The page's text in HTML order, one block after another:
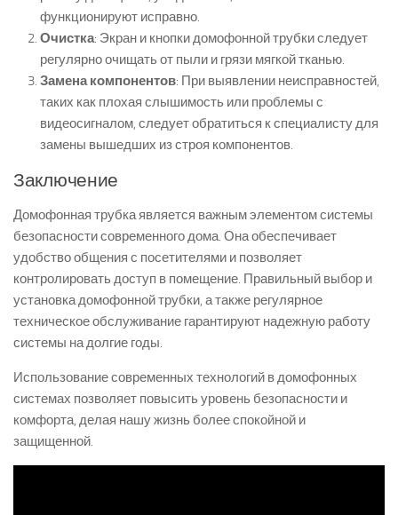
функционируют исправно.
Очистка: Экран и кнопки домофонной трубки следует
регулярно очищать от пыли и грязи мягкой тканью.
Замена компонентов: При выявлении неисправностей,
таких как плохая слышимость или проблемы с
видеосигналом, следует обратиться к специалисту для
замены вышедших из строя компонентов.
Заключение
Домофонная трубка является важным элементом системы
безопасности современного дома. Она обеспечивает
удобство общения с посетителями и позволяет
контролировать доступ в помещение. Правильный выбор и
установка домофонной трубки, а также регулярное
техническое обслуживание гарантируют надежную работу
системы на долгие годы.
Использование современных технологий в домофонных
системах позволяет повысить уровень безопасности и
комфорта, делая нашу жизнь более спокойной и
защищенной.